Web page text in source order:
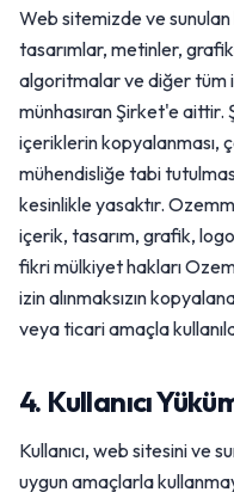
Web sitemizde ve
tasarımlar, metinler,
algoritmalar ve diğer tüm
münhasıran Şirket'e aittir.
içeriklerin kopyalanması,
mühendisliğe tabi
kesinlikle yasaktır.
içerik, tasarım, grafik,
fikri mülkiyet hakları
izin alınmaksızın
veya ticari amaçla
4. Kullanıcı
Kullanıcı, web sitesini ve
uygun amaçlarla